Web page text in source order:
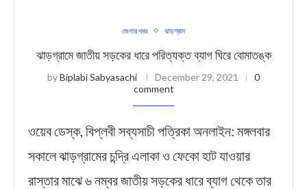
জেলার খবর ঝাড়গ্রাম
ঝাড়গ্রামে জাতীয় সড়কের ধারে পরিত্যক্ত ব্যাগ ঘিরে বোমাতঙ্ক
byBiplabi Sabyasachi December 29, 2021
0
comment
ওয়েব ডেস্ক, বিপ্লবী সব্যসাচী পত্রিকা অনলাইন: মঙ্গলবার
সকালে ঝাড়গ্রামের চন্দ্রি এলাকা ও ফেকো হাট যাওয়ার
রাস্তার মাঝে ৬ নম্বর জাতীয় সড়কের ধারে ব্যাগ থেকে তার